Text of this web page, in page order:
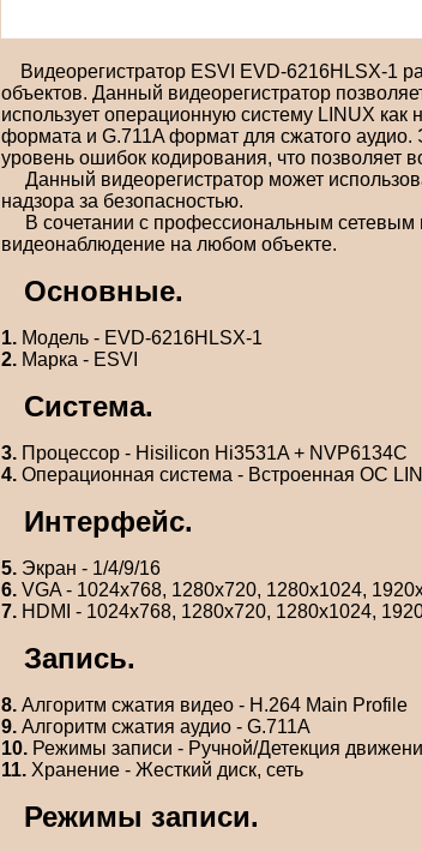
Видеорегистратор ESVI EVD-6216HLSX-1
объектов. Данный видеорегистратор
использует операционную систему LINUX
формата и G.711A формат для сжатого
уровень ошибок кодирования, что позволяет
Данный видеорегистратор может
надзора за безопасностью.
В сочетании с профессиональным сетевым
видеонаблюдение на любом объекте.
Основные.
1. Модель - EVD-6216HLSX-1
2. Марка - ESVI
Система.
3. Процессор - Hisilicon Hi3531A + NVP6134C
4. Операционная система - Встроенная ОС
Интерфейс.
5. Экран - 1/4/9/16
6. VGA - 1024х768, 1280х720, 1280х1024,
7. HDMI - 1024х768, 1280х720, 1280х1024,
Запись.
8. Алгоритм сжатия видео - H.264 Main Profile
9. Алгоритм сжатия аудио - G.711A
10. Режимы записи - Ручной/Детекция
11. Хранение - Жесткий диск, сеть
Режимы записи.